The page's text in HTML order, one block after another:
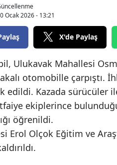
Bilecik
Bitlis
Bolu
Ocak 2026 - 13:21
X'de Paylaş
Ulukavak Mahallesi
otomobille çarpıştı.
edildi. Kazada sürücüler
ekiplerince
öğrenildi.
Erol Olçok Eğitim ve